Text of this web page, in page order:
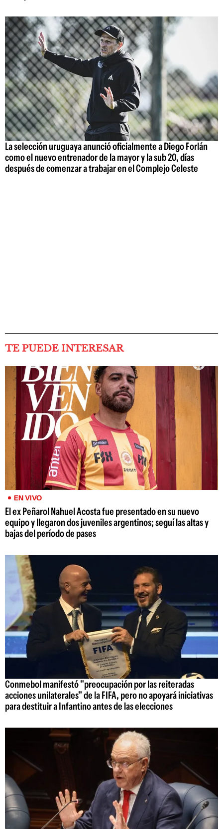
La selección uruguaya anunció oficialmente a Diego Forlán
como el nuevo entrenador de la mayor y la sub 20, días
después de comenzar a trabajar en el Complejo Celeste
TE PUEDE INTERESAR
EN VIVO
El ex Peñarol Nahuel Acosta fue presentado en su nuevo
equipo y llegaron dos juveniles argentinos; seguí las altas y
bajas del período de pases
Conmebol manifestó "preocupación por las reiteradas
acciones unilaterales" de la FIFA, pero no apoyará iniciativas
para destituir a Infantino antes de las elecciones